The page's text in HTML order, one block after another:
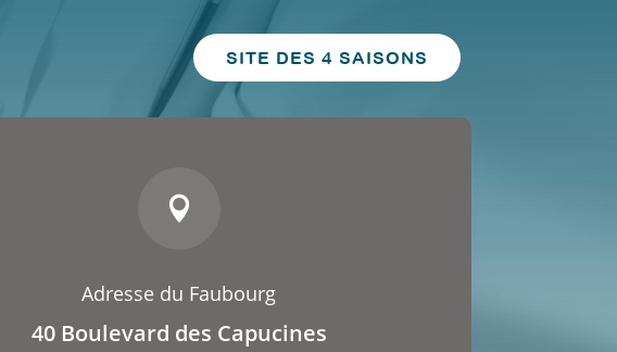
SITE DES 4 SAISONS

Adresse du Faubourg
40 Boulevard des Capucines